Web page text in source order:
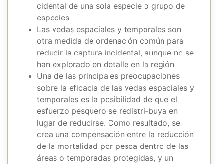
cidental de una sola especie o grupo de
especies
Las vedas espaciales y temporales son
otra medida de ordenación común para
reducir la captura incidental, aunque no se
han explorado en detalle en la región
Una de las principales preocupaciones
sobre la eficacia de las vedas espaciales y
temporales es la posibilidad de que el
esfuerzo pesquero se redistri-buya en
lugar de reducirse. Como resultado, se
crea una compensación entre la reducción
de la mortalidad por pesca dentro de las
áreas o temporadas protegidas, y un